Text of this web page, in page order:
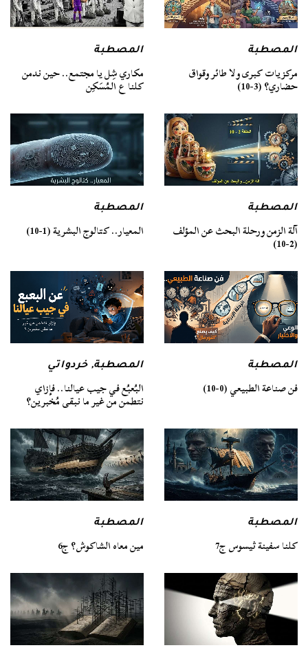
المصطبة
مركزيات كبرى ولا طائر وقواق
حضاري؟ (3-10)
المصطبة
مكاري شِل يا مجتمع.. حين ندمن
كلنا ع المُسَكِن
المصطبة
آلة الزمن ورحلة البحث عن المؤلف
(2-10)
المصطبة
المعيار.. كتالوج البشرية (1-10)
المصطبة
فن صناعة الطبيعي (0-10)
المصطبة,خردواتي
البُعبُع في جيب عيالنا.. فإزاي
نتطمن من غير ما نبقى مُخبرين؟
المصطبة
كلنا سفينة ثيسوس ج7
المصطبة
مين معاه الشاكوش؟ ج6